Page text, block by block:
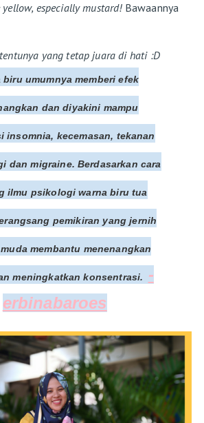
especially mustard! Bawaannya
yang tetap juara di hati :D
biru umumnya memberi efek
dan diyakini mampu
insomnia, kecemasan, tekanan
danmigraine. Berdasarkan cara
ilmu psikologi warna biru tua
pemikiran yang jernih
membantu menenangkan
meningkatkan konsentrasi.
-
erbinabaroes